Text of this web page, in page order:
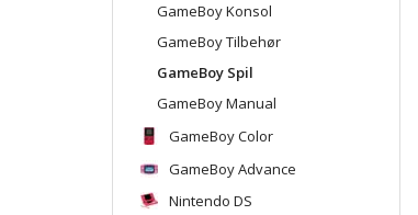
GameBoy Konsol
GameBoy Tilbehør
GameBoy Spil
GameBoy Manual
GameBoy Color
GameBoy Advance
Nintendo DS